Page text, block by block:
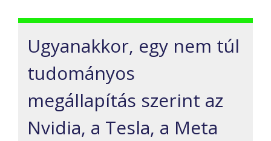
Ugyanakkor, egy nem túl
tudományos
megállapítás szerint az
Nvidia, a Tesla, a Meta